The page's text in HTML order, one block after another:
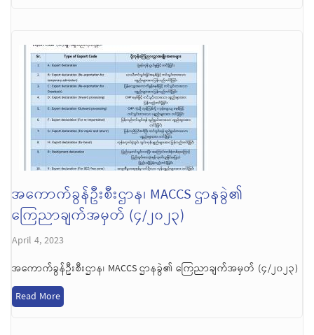
အကောက်ခွန်ဦးစီးဌာန၊ MACCS ဌာနခွဲ၏
ကြေညာချက်အမှတ် (၄/၂၀၂၃)
April 4, 2023
အကောက်ခွန်ဦးစီးဌာန၊ MACCS ဌာနခွဲ၏ ကြေညာချက်အမှတ် (၄/၂၀၂၃)
Read More